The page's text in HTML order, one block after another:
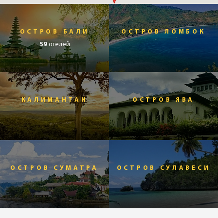
Бали – туристическая столица
Манящий остров Бали. Именно это место у многих
ассоциируется с райским отдыхом. И не зря: отели здесь
хорошие, пляжи замечательные (правда в основном с
тёмным песком), и есть, где потусоваться. Остров
небольшой, поэтому весьма удобны однодневные
экскурсии. А посмотреть есть что. Весь остров украшают
ухоженные храмы, в которых проводятся, казалось бы,
бесконечные вереницы красочных церемоний. Только
основных буддийских храмов на Бали девять, да и в каждой
деревеньке как минимум по три. А ещё природные
достопримечательности, среди которых выделяются
вулканы. Суровые Батур и Агунг особенно впечатляют.
Также необычайно красивы рисовые террасы Убуда. Среди
курортов наиболее известна Кута – небольшой городок на
юге острова. Шумная, разношёрстная, с особым шармом,
Кута популярна и среди сёрферов, и среди обычной
пляжной публики, да и молодожёны облюбовали её для
свадебных церемоний.
ОСТРОВ БАЛИ
59 отелей
ОСТРОВ ЛОМБОК
КАЛИМАНТАН ОСТРОВ ЯВА
ОСТРОВ СУМАТРА ОСТРОВ СУЛАВЕСИ